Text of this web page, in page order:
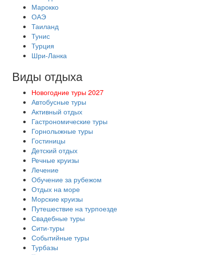
Марокко
ОАЭ
Таиланд
Тунис
Турция
Шри-Ланка
Виды отдыха
Новогодние туры 2027
Автобусные туры
Активный отдых
Гастрономические туры
Горнолыжные туры
Гостиницы
Детский отдых
Речные круизы
Лечение
Обучение за рубежом
Отдых на море
Морские круизы
Путешествие на турпоезде
Свадебные туры
Сити-туры
Событийные туры
Турбазы